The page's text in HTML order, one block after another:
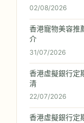
02/08/2026
香港寵物美容推
介
31/07/2026
香港虛擬銀行定
清
22/07/2026
香港虛擬銀行定